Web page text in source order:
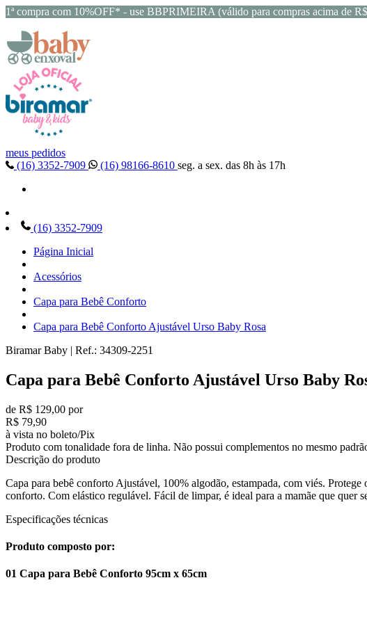
1ª compra com 10%OFF* - use BBPRIMEIRA (válido para compras acima de
meus pedidos
(16) 3352-7909
(16) 98166-8610 seg. a sex. das 8h às 17h
(16) 3352-7909
Página Inicial
Acessórios
Capa para Bebê Conforto
Capa para Bebê Conforto Ajustável Urso Baby Rosa
Biramar Baby | Ref.: 34309-2251
Capa para Bebê Conforto Ajustável Urso Baby
de R$ 129,00 por
R$ 79,90
à vista no boleto/Pix
Produto com tonalidade fora de linha. Não possui complementos no mesmo
Descrição do produto
Capa para bebê conforto Ajustável, 100% algodão, estampada, com viés.
conforto. Com elástico regulável. Fácil de limpar, é ideal para a mamãe que quer
Especificações técnicas
Produto composto por:
01 Capa para Bebê Conforto 95cm x 65cm